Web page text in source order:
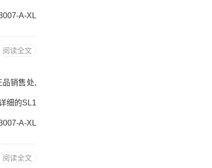
A-XL
阅读全文
销售处,
细的SL1
A-XL
阅读全文